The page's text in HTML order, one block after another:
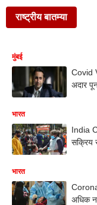
राष्ट्रीय बातम्या
मुंबई
Covid
अदार
भारत
India
सक्रिय
भारत
अधिक